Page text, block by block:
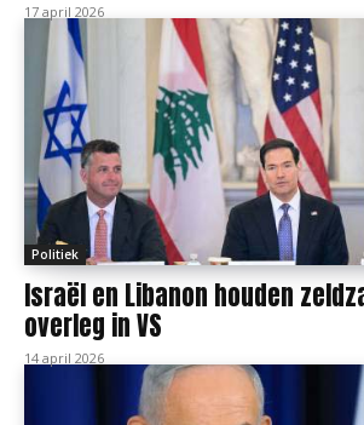
17 april 2026
Politiek
Israël en Libanon houden
overleg in VS
14 april 2026